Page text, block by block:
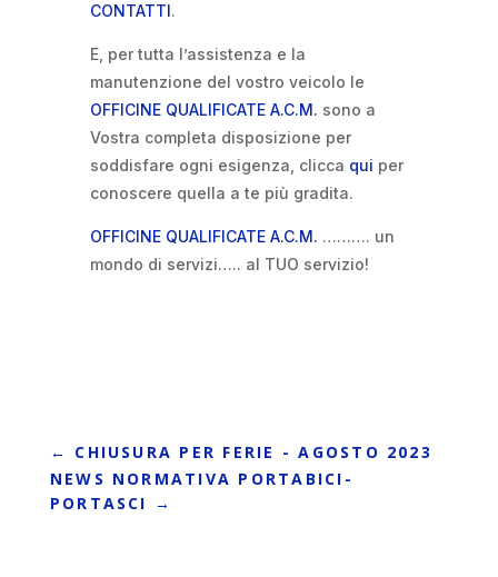
CONTATTI.
E, per tutta l’assistenza e la
manutenzione del vostro veicolo le
OFFICINE QUALIFICATE A.C.M. sono a
Vostra completa disposizione per
soddisfare ogni esigenza, clicca qui per
conoscere quella a te più gradita.
OFFICINE QUALIFICATE A.C.M. ………. un
mondo di servizi….. al TUO servizio!
← CHIUSURA PER FERIE - AGOSTO 2023
NEWS NORMATIVA PORTABICI-
PORTASCI →